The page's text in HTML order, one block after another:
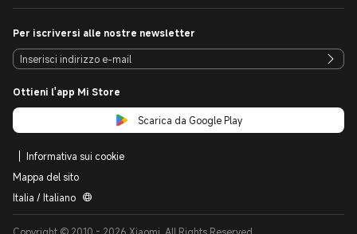
Per iscriversi alle nostre newsletter
Ottieni l'app Mi Store
Scarica da Google Play
Informativa sui cookie
Mappa del sito
Italia / Italiano